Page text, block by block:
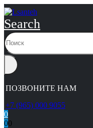
Search
ПОЗВОНИТЕ НАМ
+7 (965) 000 9055
0
00